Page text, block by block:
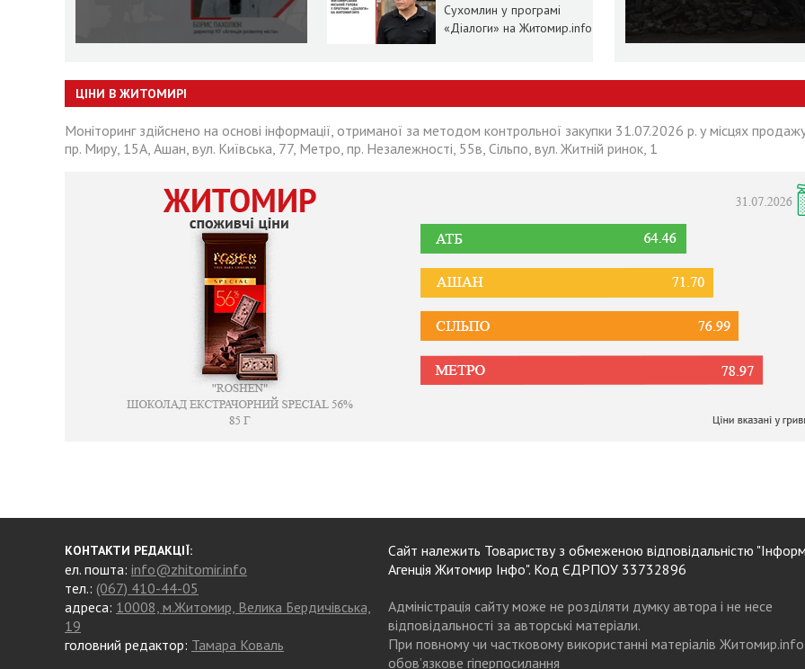
Сухомлин у програмі
«Діалоги» на Житомир.info
ЦІНИ В ЖИТОМИРІ
Моніторинг здійснено на основі інформації, отриманої за методом контрольної закупки 31.07.2026 р. у місцях
пр. Миру, 15А, Ашан, вул. Київська, 77, Метро, пр. Незалежності, 55в, Сільпо, вул. Житній ринок, 1
КОНТАКТИ РЕДАКЦІЇ:
ел. пошта: info@zhitomir.info
тел.: (067) 410-44-05
адреса: 10008, м.Житомир, Велика Бердичівська,
19
головний редактор: Тамара Коваль
Сайт належить Товариству з обмеженою відповідальністю
Агенція Житомир Інфо". Код ЄДРПОУ 33732896
Адміністрація сайту може не розділяти думку автора і не несе
відповідальності за авторські матеріали.
При повному чи частковому використанні матеріалів Житомир.info
обов’язкове гіперпосилання